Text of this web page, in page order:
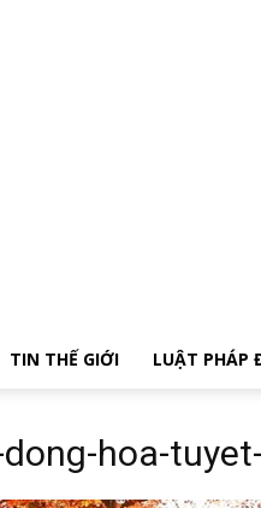
TIN THẾ GIỚI LUẬT PHÁP
hoa-